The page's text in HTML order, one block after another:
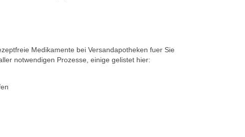
Medikamente bei Versandapotheken fuer Sie
notwendigen Prozesse, einige gelistet hier: